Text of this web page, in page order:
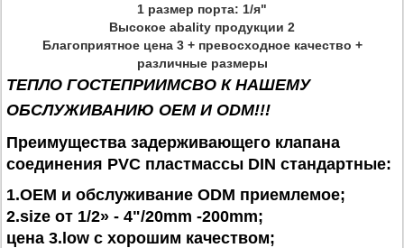
1 размер порта: 1/я"
Высокое abality продукции 2
Благоприятное цена 3 + превосходное качество +
различные размеры
ТЕПЛО ГОСТЕПРИИМСВО К НАШЕМУ
ОБСЛУЖИВАНИЮ OEM И ODM!!!
Преимущества задерживающего клапана
соединения PVC пластмассы DIN стандартные:
1.OEM и обслуживание ODM приемлемое;
2.size от 1/2» - 4"/20mm -200mm;
цена 3.low с хорошим качеством;